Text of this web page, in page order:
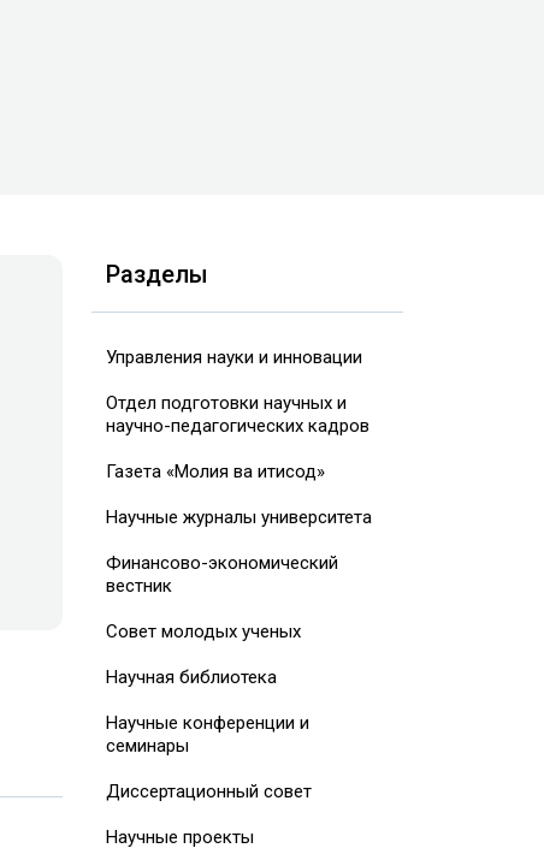
Разделы
Управления науки и инновации
Отдел подготовки научных и
научно-педагогических кадров
Газета «Молия ва иқтисод»
Научные журналы университета
Финансово-экономический
вестник
Совет молодых ученых
Научная библиотека
Научные конференции и
семинары
Диссертационный совет
Научные проекты